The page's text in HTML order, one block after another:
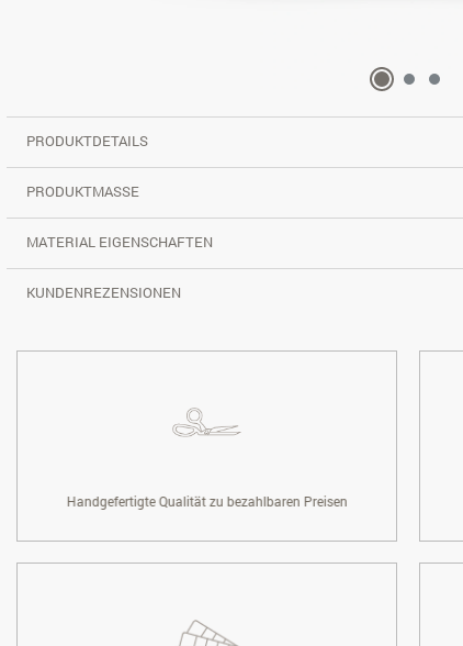
PRODUKTDETAILS
PRODUKTMASSE
MATERIAL EIGENSCHAFTEN
KUNDENREZENSIONEN
Handgefertigte Qualität zu bezahlbaren Preisen